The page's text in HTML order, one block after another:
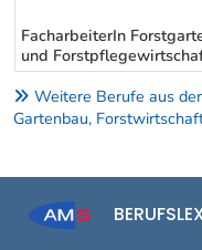
FacharbeiterIn
und
Weitere Berufe aus
Gartenbau,